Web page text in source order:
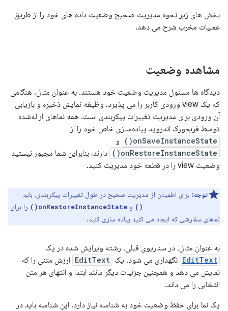
بخش های زیر نحوه مدیریت صحیح وضعیت داده های خود را از طریق
عملیات مخرب شرح می دهد.
مشاهده وضعیت
دیدگاه ها مسئول مدیریت وضعیت خود هستند. به عنوان مثال، هنگامی
که یک view ورودی کاربر را می پذیرد، وظیفه نمایش ذخیره و بازیابی
آن ورودی برای مدیریت تغییرات پیکربندی است. همه نماهای ارائه‌شده
توسط فریم‌ورک اندروید پیاده‌سازی خاص خود را از
onSaveInstanceState() و
onRestoreInstanceState()
دارند، بنابراین شما مجبور نیستید
وضعیت view را در قطعه خود مدیریت کنید.
توجه: برای اطمینان از مدیریت صحیح در طول تغییرات پیکربندی، باید
و onRestoreInstanceState()
را برای
نماهای سفارشی که ایجاد می کنید پیاده سازی کنید.
به عنوان مثال، در سناریوی قبلی، رشته ویرایش شده در یک
EditText نگهداری می شود. یک EditText ارزش متنی را که
نمایش می دهد و همچنین جزئیات دیگر مانند ابتدا و انتهای هر متن
انتخابی را می داند.
یک نما برای حفظ وضعیت خود به شناسه نیاز دارد. این شناسه باید در